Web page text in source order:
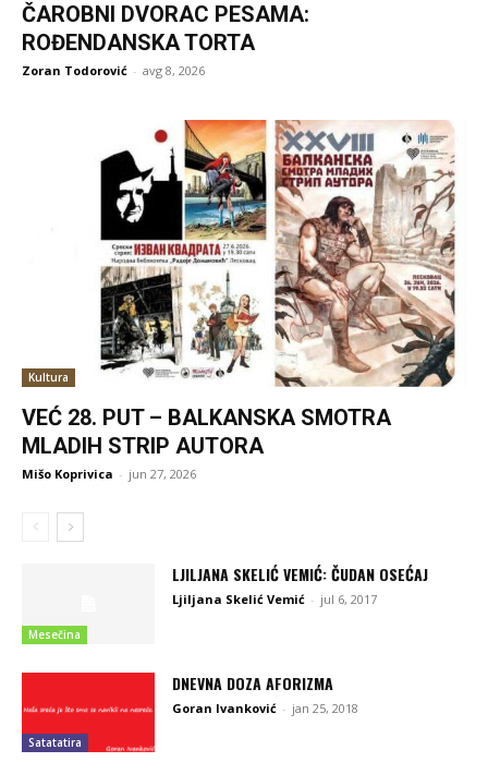
ČAROBNI DVORAC PESAMA:
ROĐENDANSKA TORTA
Zoran Todorović - avg 8, 2026
Kultura
VEĆ 28. PUT – BALKANSKA SMOTRA
MLADIH STRIP AUTORA
Mišo Koprivica - jun 27, 2026
Mesečina
LJILJANA SKELIĆ VEMIĆ: ČUDAN OSEĆAJ
Ljiljana Skelić Vemić - jul 6, 2017
Satatatira
DNEVNA DOZA AFORIZMA
Goran Ivanković - jan 25, 2018